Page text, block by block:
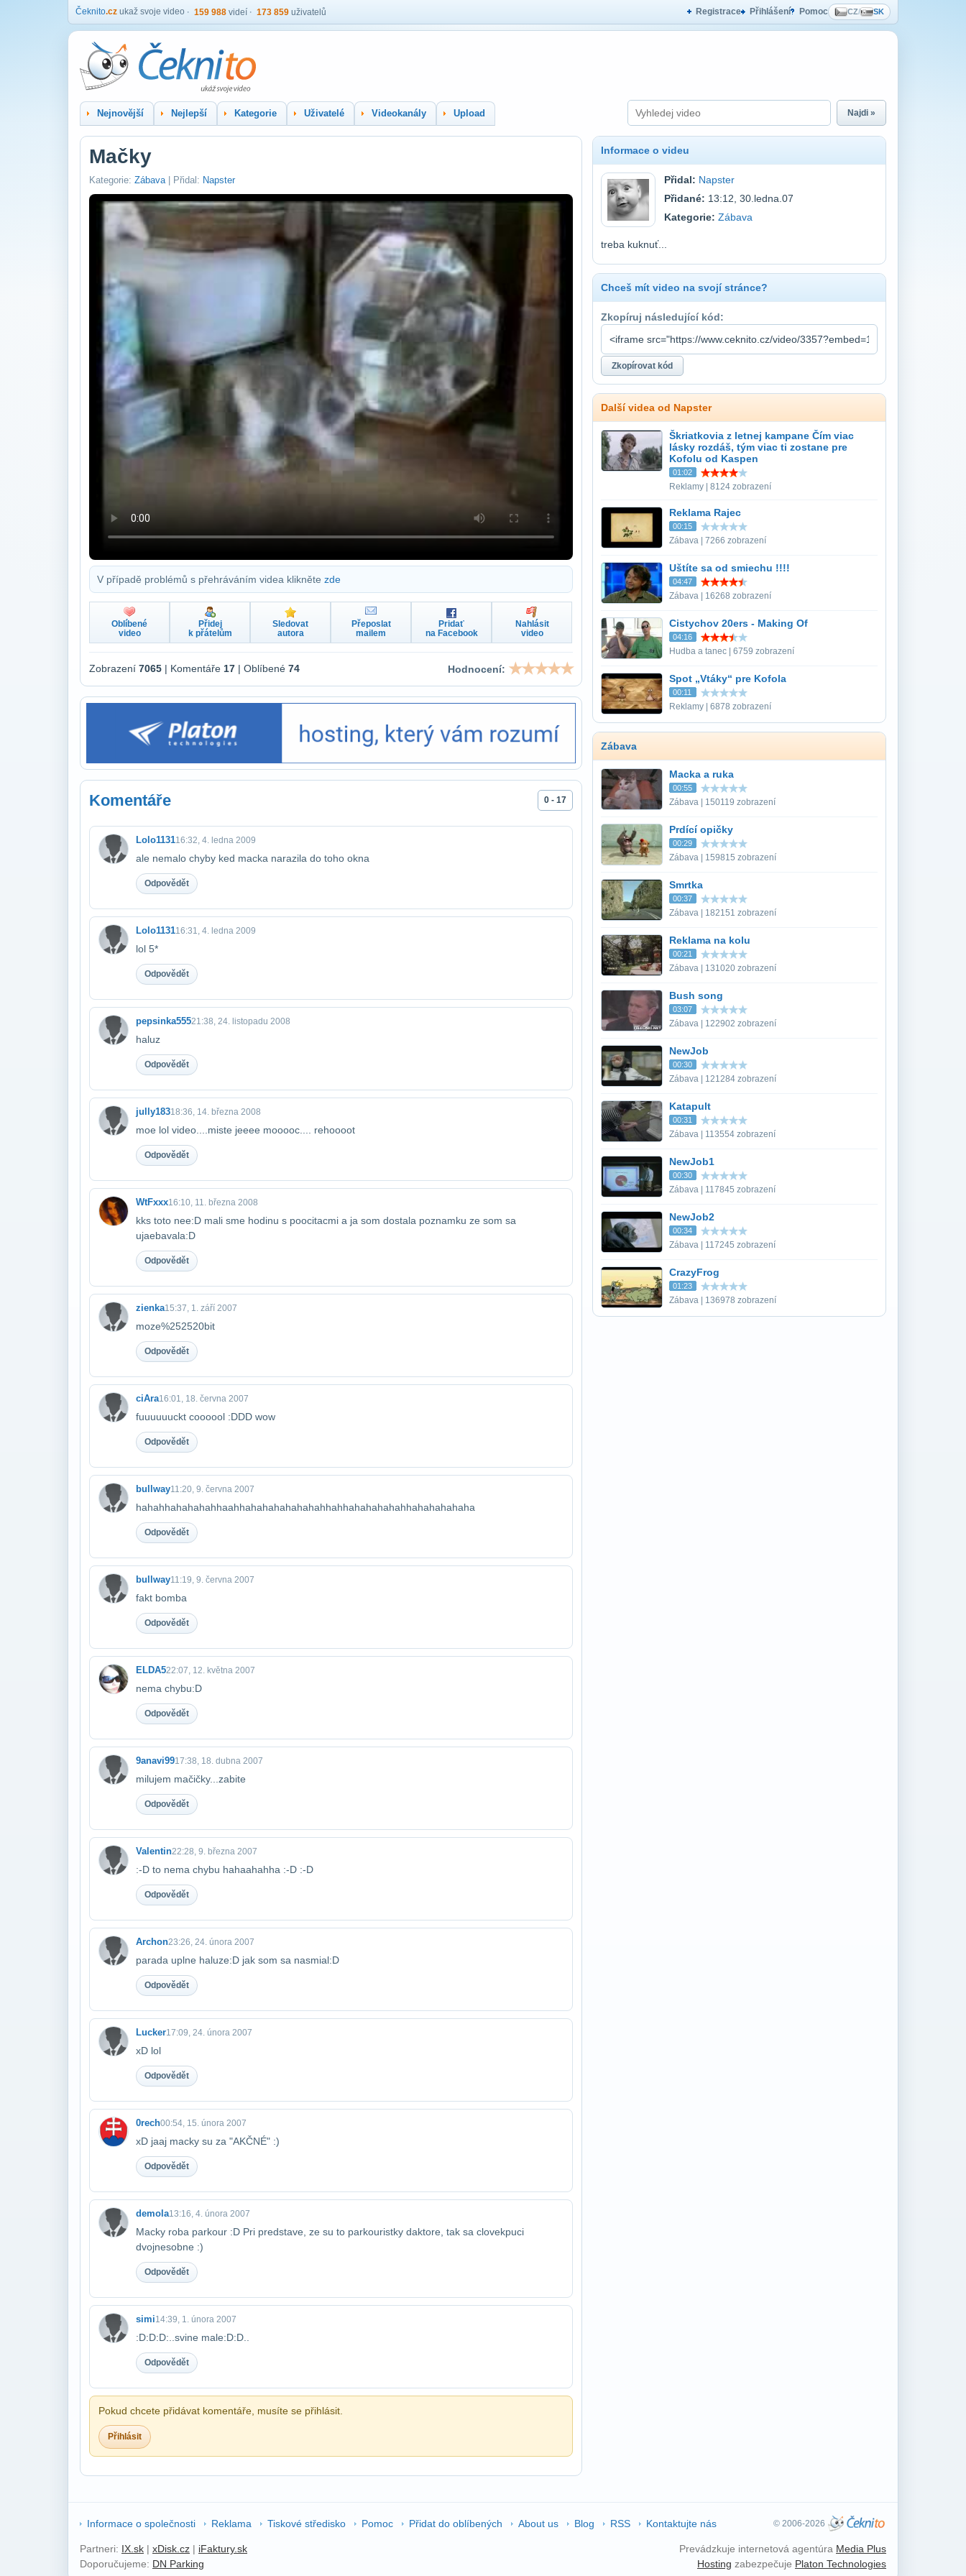
Čeknito.cz ukaž svoje video 159 988 videí 173 859 uživatelů Registrace Přihlášení Pomoc CZ/ SK
Nejnovější Nejlepší Kategorie Uživatelé Videokanály Upload Najdi »
Mačky
Kategorie: Zábava| Přidal: Napster
V případě problémů s přehráváním videa klikněte zde
Oblíbené
video
Přidej
k přátelům
Sledovat
autora
Přeposlat
mailem
Pridať
na Facebook
Nahlásit
video
Zobrazení 7065 | Komentáře 17 | Oblíbené 74 Hodnocení:
Komentáře 0 - 17
Lolo113116:32, 4. ledna 2009
ale nemalo chyby ked macka narazila do toho okna
Odpovědět
Lolo113116:31, 4. ledna 2009
lol 5*
Odpovědět
pepsinka55521:38, 24. listopadu 2008
haluz
Odpovědět
jully18318:36, 14. března 2008
moe lol video....miste jeeee mooooc.... rehoooot
Odpovědět
WtFxxx16:10, 11. března 2008
kks toto nee:D mali sme hodinu s poocitacmi a ja som dostala poznamku ze som sa​
ujaebavala:D
Odpovědět
zienka15:37, 1. září 2007
moze%252520bit
Odpovědět
ciAra16:01, 18. června 2007
fuuuuuuckt coooool :DDD wow
Odpovědět
bullway11:20, 9. června 2007
hahahhahahahahhaahhahahahahahahahhahhahahahahahhahahahahaha
Odpovědět
bullway11:19, 9. června 2007
fakt bomba
Odpovědět
ELDA522:07, 12. května 2007
nema chybu:D
Odpovědět
9anavi9917:38, 18. dubna 2007
milujem mačičky...zabite
Odpovědět
Valentin22:28, 9. března 2007
:-D to nema chybu hahaahahha :-D :-D
Odpovědět
Archon23:26, 24. února 2007
parada uplne haluze:D jak som sa nasmial:D
Odpovědět
Lucker17:09, 24. února 2007
xD lol
Odpovědět
0rech00:54, 15. února 2007
xD jaaj macky su za "AKČNÉ" :)
Odpovědět
demola13:16, 4. února 2007
Macky roba parkour :D Pri predstave, ze su to parkouristky daktore, tak sa clovek​puci
dvojnesobne :)
Odpovědět
simi14:39, 1. února 2007
:D:D:D:..svine male:D:D..
Odpovědět
Pokud chcete přidávat komentáře, musíte se přihlásit.
Přihlásit
Informace o videu
Přidal: Napster
Přidané: 13:12, 30.ledna.07
Kategorie: Zábava
treba kuknuť...
Chceš mít video na svojí stránce?
Zkopíruj následující kód:
Další videa od Napster
Škriatkovia z letnej kampane Čím viac
lásky rozdáš, tým viac ti zostane pre
Kofolu od Kaspen
01:02
Reklamy | 8124 zobrazení
Reklama Rajec
00:15
Zábava | 7266 zobrazení
Uštíte sa od smiechu !!!!
04:47
Zábava | 16268 zobrazení
Cistychov 20ers - Making Of
04:16
Hudba a tanec | 6759 zobrazení
Spot „Vtáky“ pre Kofola
00:11
Reklamy | 6878 zobrazení
Zábava
Macka a ruka
00:55
Zábava | 150119 zobrazení
Prdící opičky
00:29
Zábava | 159815 zobrazení
Smrtka
00:37
Zábava | 182151 zobrazení
Reklama na kolu
00:21
Zábava | 131020 zobrazení
Bush song
03:07
Zábava | 122902 zobrazení
NewJob
00:30
Zábava | 121284 zobrazení
Katapult
00:31
Zábava | 113554 zobrazení
NewJob1
00:30
Zábava | 117845 zobrazení
NewJob2
00:34
Zábava | 117245 zobrazení
CrazyFrog
01:23
Zábava | 136978 zobrazení
Informace o společnosti Reklama Tiskové středisko Pomoc Přidat do oblíbených About us Blog RSS Kontaktujte nás © 2006-2026
Partneri: IX.sk | xDisk.cz | iFaktury.sk
Doporučujeme: DN Parking
Prevádzkuje internetová agentúra Media Plus
Hosting zabezpečuje Platon Technologies